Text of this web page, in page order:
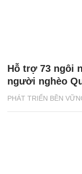
PHÁT TRIỂN BỀN
Hỗ trợ 73 ngôi
người nghèo